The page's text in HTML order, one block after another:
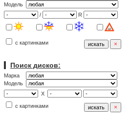
Модель
/
R
с картинками
Поиск дисков:
Марка
Модель
X
с картинками